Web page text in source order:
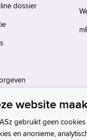
dossier
website
gebruikt geen
en anonieme,